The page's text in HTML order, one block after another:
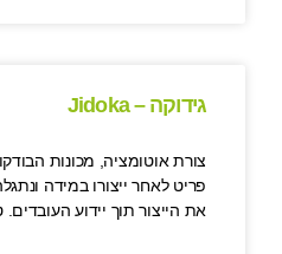
גידוקה – Jidoka
צורת אוטומציה, מכונות
פריט לאחר ייצורו במידה
את הייצור תוך יידוע